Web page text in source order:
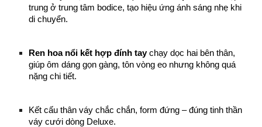
trung ở trung tâm bodice, tạo hiệu ứng ánh sáng nhẹ khi
di chuyển.
Ren hoa nổi kết hợp đính taychạy dọc hai bên thân,
giúp ôm dáng gọn gàng, tôn vòng eo nhưng không quá
nặng chi tiết.
Kết cấu thân váy chắc chắn, form đứng – đúng tinh thần
váy cưới dòng Deluxe.